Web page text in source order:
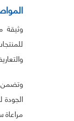
وثيقة
وتضمن